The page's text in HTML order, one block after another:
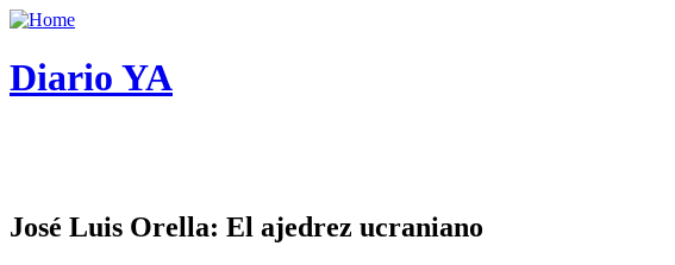
Diario YA
José Luis Orella: El ajedrez ucraniano